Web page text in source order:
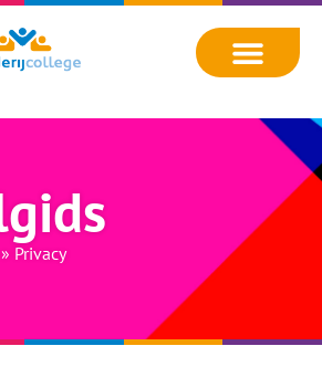
» Privacy